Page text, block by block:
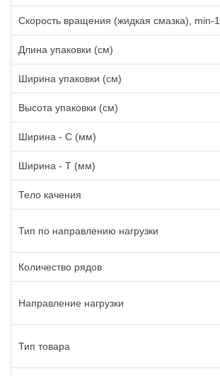
Скорость вращения (жидкая смазка), min-1
Длина упаковки (см)
Ширина упаковки (см)
Высота упаковки (см)
Ширина - C (мм)
Ширина - T (мм)
Тело качения
Тип по направлению нагрузки
Количество рядов
Направление нагрузки
Тип товара